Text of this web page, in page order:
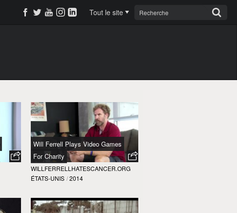
Tout le site
Will Ferrell Plays Video Games
For Charity
WILLFERRELLHATESCANCER.ORG
ÉTATS-UNIS / 2014